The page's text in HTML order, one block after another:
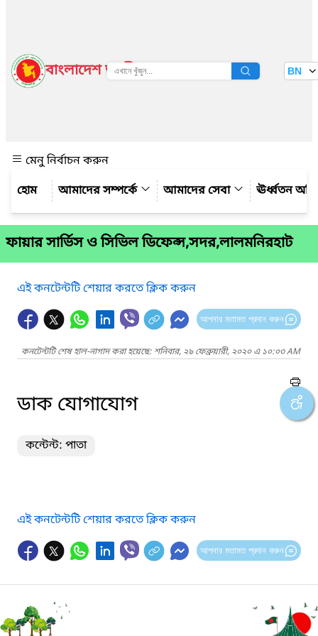
বাংলাদেশ জাতীয় তথ্য বাতায়ন BN
মেনু নির্বাচন করুন
আমাদের সম্পর্কে
আমাদের সেবা ঊর্ধ্বতন
ফায়ার সার্ভিস ও সিভিল ডিফেন্স,সদর,লালমনিরহাট
এই কনটেন্টটি শেয়ার করতে ক্লিক করুন
আপনার মতামত প্রদান করুন
কনটেন্টটি শেষ হাল-নাগাদ করা হয়েছে: শনিবার, ২৯ ফেব্রুয়ারী, ২০২০ এ ১০:০৩ AM
ডাক যোগাযোগ
কন্টেন্ট: পাতা
এই কনটেন্টটি শেয়ার করতে ক্লিক করুন
আপনার মতামত প্রদান করুন